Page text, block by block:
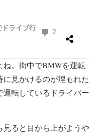
ね。街中でBMWを運転
見かけるのが埋もれた
転しているドライバー
見ると目から上がようや